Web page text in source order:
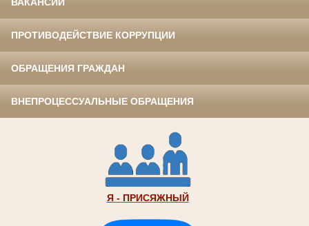
ПРОТИВОДЕЙСТВИЕ КОРРУПЦИИ
ОБРАЩЕНИЯ ГРАЖДАН
ВНЕПРОЦЕССУАЛЬНЫЕ ОБРАЩЕНИЯ
Я - ПРИСЯЖНЫЙ